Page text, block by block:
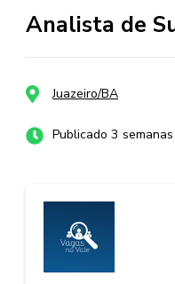
Analista de
Juazeiro/BA
Publicado 3